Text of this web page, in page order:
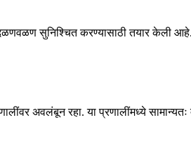
सुनिश्चित करण्यासाठी तयार केली आहे.
अवलंबून रहा. या प्रणालींमध्ये